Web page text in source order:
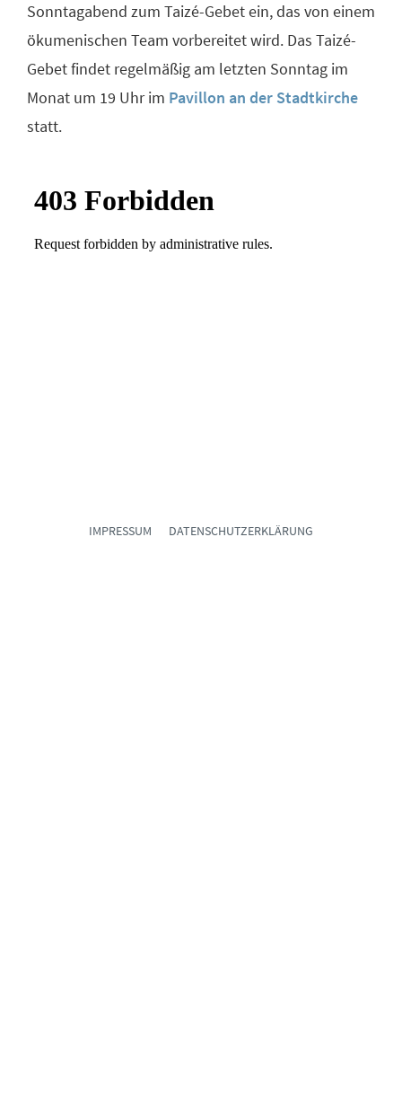
Sonntagabend zum Taizé-Gebet ein, das von einem
ökumenischen Team vorbereitet wird. Das Taizé-
Gebet findet regelmäßig am letzten Sonntag im
Monat um 19 Uhr im Pavillon an der Stadtkirche
statt.
IMPRESSUM DATENSCHUTZERKLÄRUNG